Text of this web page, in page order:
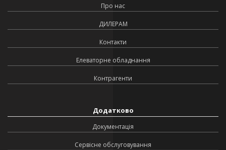
Про нас
ДИЛЕРАМ
Контакти
Елеваторне обладнання
Контрагенти
Додатково
Документація
Сервісне обслуговування